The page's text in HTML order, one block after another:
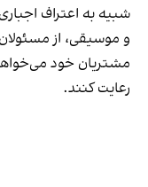
شبیه به اعتراف
و موسیقی، از
مشتریان خود
رعایت کنند.